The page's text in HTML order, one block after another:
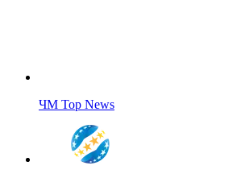
ЧМ Top News